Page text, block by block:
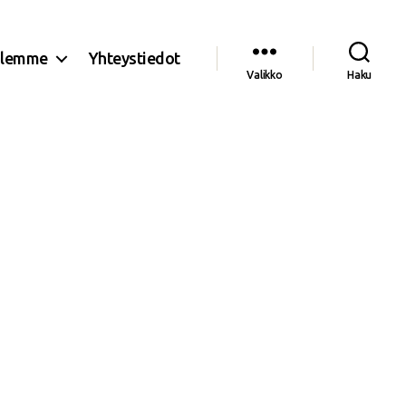
Yhteystiedot
Valikko Haku